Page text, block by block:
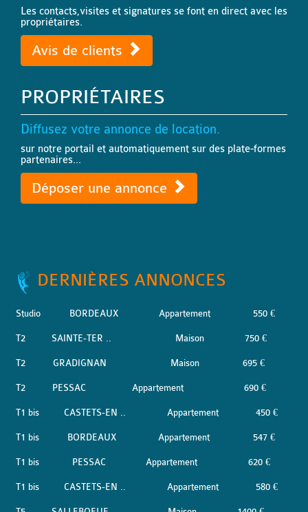
Les contacts,visites et signatures se font en direct avec les
propriétaires.
Avis de clients
PROPRIÉTAIRES
Diffusez votre annonce de location.
sur notre portail et automatiquement sur des plate-formes
partenaires...
Déposer une annonce
DERNIÈRES ANNONCES
Studio BORDEAUX Appartement 550 €
T2 SAINTE-TER .. Maison 750 €
T2 GRADIGNAN Maison 695 €
T2 PESSAC Appartement 690 €
T1 bis CASTETS-EN .. Appartement 450 €
T1 bis BORDEAUX Appartement 547 €
T1 bis PESSAC Appartement 620 €
T1 bis CASTETS-EN .. Appartement 580 €